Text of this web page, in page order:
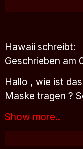
Hawaii schreibt:
Geschrieben am
Hallo , wie ist
Maske tragen ?
Show more..